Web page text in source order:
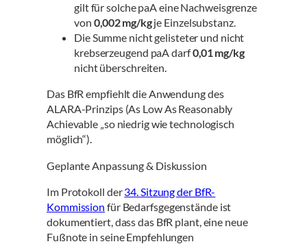
gilt für solche paA eine Nachweisgrenze
von 0,002 mg/kgje Einzelsubstanz.
Die Summe nicht gelisteter und nicht
krebserzeugend paA darf0,01 mg/kg
nicht überschreiten.
Das BfR empfiehlt die Anwendung des
ALARA-Prinzips (As Low As Reasonably
Achievable „so niedrig wie technologisch
möglich“).
Geplante Anpassung & Diskussion
Im Protokoll der34. Sitzung der BfR-
Kommission für Bedarfsgegenstände ist
dokumentiert, dass das BfR plant, eine neue
Fußnote in seine Empfehlungen